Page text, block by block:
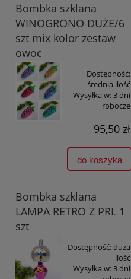
Bombka szklana
WINOGRONO DUŻE/6
szt mix kolor zestaw
owoc
Dostępność:
średnia ilość
Wysyłka w: 3 dni
robocze
95,50 zł
do koszyka
Bombka szklana
LAMPA RETRO Z PRL 1
szt
Dostępność:duża
ilość
Wysyłka w:3 dni